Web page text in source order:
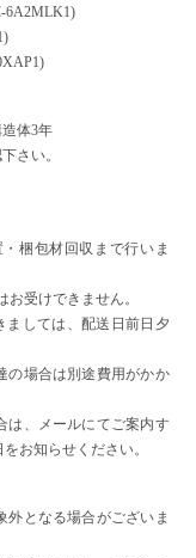
6A2MLK1)
体3年
さい。
梱包材回収まで行いま
受けできません。
ましては、配送日前日夕
の場合は別途費用がかか
は、メールにてご案内す
お知らせください。
となる場合がございま